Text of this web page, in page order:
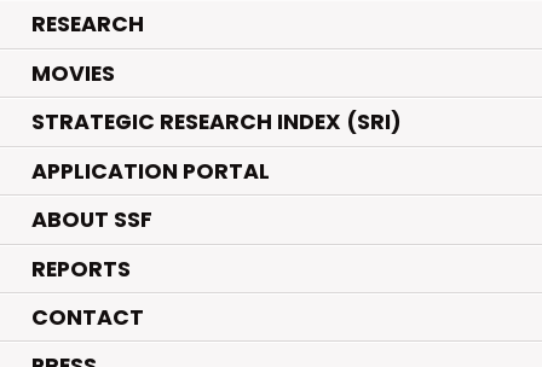
RESEARCH.
MOVIES.
STRATEGIC RESEARCH INDEX (SRI)
APPLICATION PORTAL
ABOUT SSF
REPORTS
CONTACT